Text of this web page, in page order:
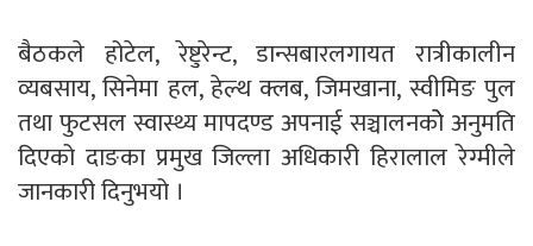
बैठकले होटेल, रेष्टुरेन्ट, डान्सबारलगायत रात्रीकालीन
व्यबसाय, सिनेमा हल, हेल्थ क्लब, जिमखाना, स्वीमिङ पुल
तथा फुटसल स्वास्थ्य मापदण्ड अपनाई सञ्चालनकोे अनुमति
दिएको दाङका प्रमुख जिल्ला अधिकारी हिरालाल रेग्मीले
जानकारी दिनुभयो ।